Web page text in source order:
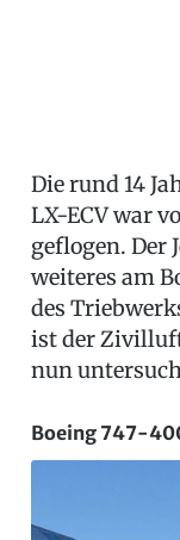
Die rund 14
LX-ECV war
geflogen. Der
weiteres am
des
ist der
nun
Boeing 747-